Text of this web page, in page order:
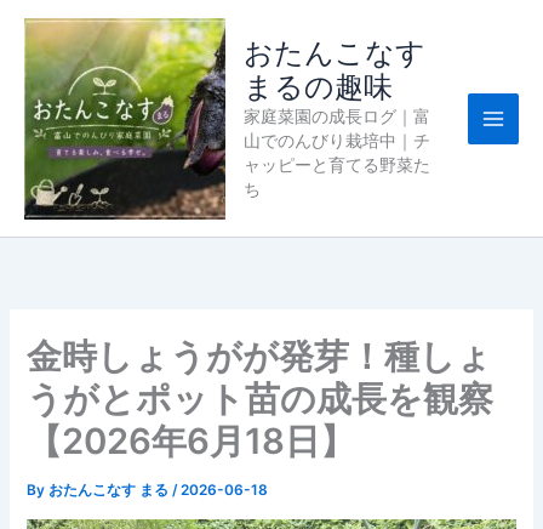
おたんこなす
まるの趣味
家庭菜園の成長ログ｜富
山でのんびり栽培中｜チ
ャッピーと育てる野菜た
ち
金時しょうがが発芽！種しょ
うがとポット苗の成長を観察
【2026年6月18日】
By おたんこなす まる/2026-06-18